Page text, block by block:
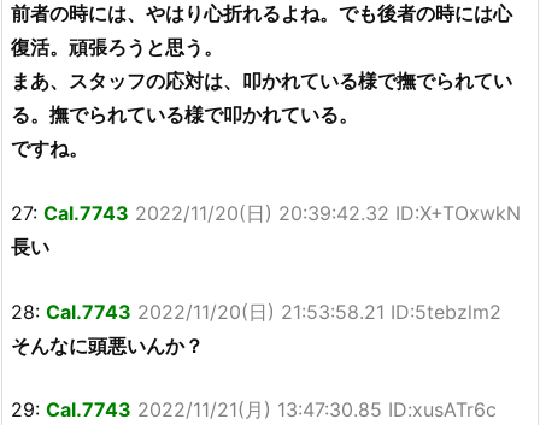
前者の時には、やはり心折れるよね。でも後者の時には心
復活。頑張ろうと思う。
まあ、スタッフの応対は、叩かれている様で撫でられてい
る。撫でられている様で叩かれている。
ですね。
27: Cal.7743 2022/11/20(日) 20:39:42.32 ID:X+TOxwkN
長い
28: Cal.7743 2022/11/20(日) 21:53:58.21 ID:5tebzlm2
そんなに頭悪いんか？
29: Cal.7743 2022/11/21(月) 13:47:30.85 ID:xusATr6c